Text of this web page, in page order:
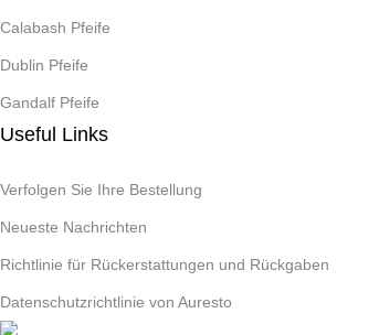
Calabash Pfeife
Dublin Pfeife
Gandalf Pfeife
Useful Links
Verfolgen Sie Ihre Bestellung
Neueste Nachrichten
Richtlinie für Rückerstattungen und Rückgaben
Datenschutzrichtlinie von Auresto